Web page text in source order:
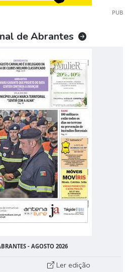
PUB
de Abrantes
- AGOSTO 2026
Ler edição